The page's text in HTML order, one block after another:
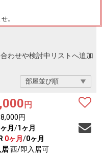
。
わせや検討中リストへ追加
円
円
月 /1ヶ月
0ヶ月 /0ヶ月
居西/即入居可